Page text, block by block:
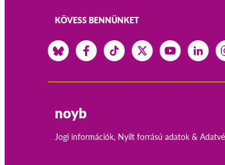
KÖVESS BENNÜNKET
noyb
Jogi információk, Nyílt forrású adatok &